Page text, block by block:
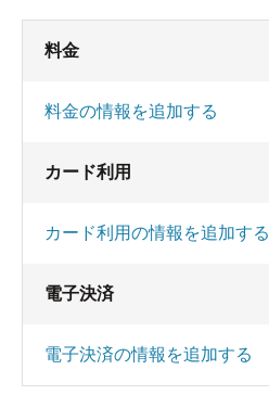
料金
料金の情報を追加する
カード利用
カード利用の情報を追加する
電子決済
電子決済の情報を追加する